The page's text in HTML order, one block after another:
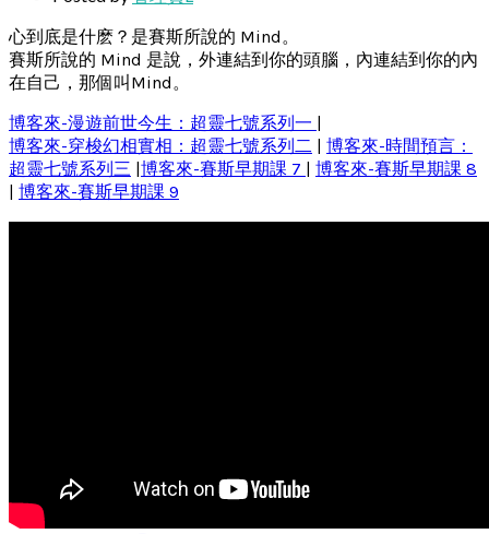
心到底是什麽？是賽斯所說的 Mind。
賽斯所說的 Mind 是說，外連結到你的頭腦，內連結到你的內
在自己，那個叫Mind。
博客來-漫遊前世今生：超靈七號系列一
博客來-穿梭幻相實相：超靈七號系列二
博客來-時間預言：
超靈七號系列三 博客來-賽斯早期課 7
博客來-賽斯早期課 8
博客來-賽斯早期課 9